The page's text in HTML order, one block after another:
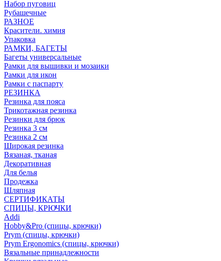
Набор пуговиц
Рубашечные
РАЗНОЕ
Красители. химия
Упаковка
РАМКИ, БАГЕТЫ
Багеты универсальные
Рамки для вышивки и мозаики
Рамки для икон
Рамки с паспарту
РЕЗИНКА
Резинка для пояса
Трикотажная резинка
Резинки для брюк
Резинка 3 см
Резинка 2 см
Широкая резинка
Вязаная, тканая
Декоративная
Для белья
Продежка
Шляпная
СЕРТИФИКАТЫ
СПИЦЫ, КРЮЧКИ
Addi
Hobby&Pro (спицы, крючки)
Prym (спицы, крючки)
Prym Ergonomics (спицы, крючки)
Вязальные принадлежности